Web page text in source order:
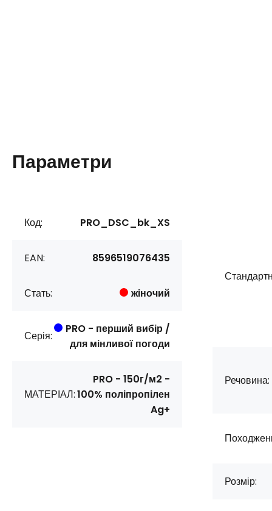
Параметри
Код: PRO_DSC_bk_XS
EAN: 8596519076435
Стать: жіночий
Серія:
PRO - перший вибір /
для мінливої погоди
МАТЕРІАЛ:
PRO - 150г/м2 -
100% поліпропілен
Ag+
Речовина:
Розмір: